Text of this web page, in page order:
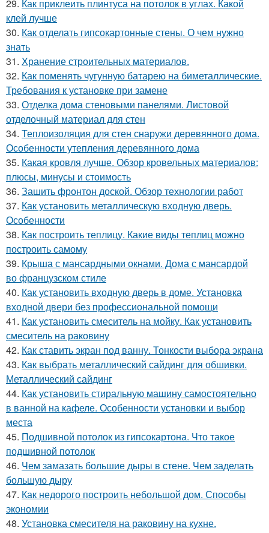
29. Как приклеить плинтуса на потолок в углах. Какой
клей лучше
30. Как отделать гипсокартонные стены. О чем нужно
знать
31. Хранение строительных материалов.
32. Как поменять чугунную батарею на биметаллические.
Требования к установке при замене
33. Отделка дома стеновыми панелями. Листовой
отделочный материал для стен
34. Теплоизоляция для стен снаружи деревянного дома.
Особенности утепления деревянного дома
35. Какая кровля лучше. Обзор кровельных материалов:
плюсы, минусы и стоимость
36. Зашить фронтон доской. Обзор технологии работ
37. Как установить металлическую входную дверь.
Особенности
38. Как построить теплицу. Какие виды теплиц можно
построить самому
39. Крыша с мансардными окнами. Дома с мансардой
во французском стиле
40. Как установить входную дверь в доме. Установка
входной двери без профессиональной помощи
41. Как установить смеситель на мойку. Как установить
смеситель на раковину
42. Как ставить экран под ванну. Тонкости выбора экрана
43. Как выбрать металлический сайдинг для обшивки.
Металлический сайдинг
44. Как установить стиральную машину самостоятельно
в ванной на кафеле. Особенности установки и выбор
места
45. Подшивной потолок из гипсокартона. Что такое
подшивной потолок
46. Чем замазать большие дыры в стене. Чем заделать
большую дыру
47. Как недорого построить небольшой дом. Способы
экономии
48. Установка смесителя на раковину на кухне.